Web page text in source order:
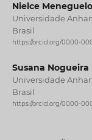
Nielce
Universidade
Brasil
https://orcid.org/0000-
Susana Nogueira
Universidade
Brasil
https://orcid.org/0000-